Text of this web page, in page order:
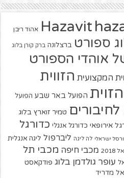
Hazavit אהוד ריבן
ספורט ברצלונה ברק קורן בלוג
אוהדי הספורט
המקצועית הזווית
הזוית הפועל באר שבע הפועל
לחיבורים טמיר זוארץ בלוג
אירופאי כדורגל אנגלי כדורגל
ישראלי לה ליגה ליברפול ליגה אנגלית
2018 מכבי חיפה מכבי תל
עופר גולדמן בלוג פודקאסט
מדריד